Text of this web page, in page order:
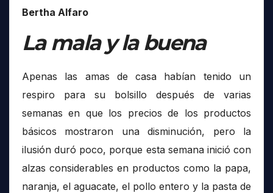
Bertha Alfaro
La mala y la buena
Apenas las amas de casa habían tenido un
respiro para su bolsillo después de varias
semanas en que los precios de los productos
básicos mostraron una disminución, pero la
ilusión duró poco, porque esta semana inició con
alzas considerables en productos como la papa,
naranja, el aguacate, el pollo entero y la pasta de